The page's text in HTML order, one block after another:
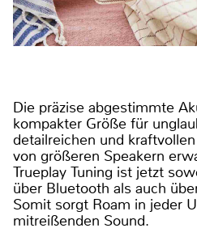
Die präzise abgestimmte
kompakter Größe für
detailreichen und
von größeren Speakern
Trueplay Tuning ist jetzt
über Bluetooth als auch
Somit sorgt Roam in jeder
mitreißenden Sound.